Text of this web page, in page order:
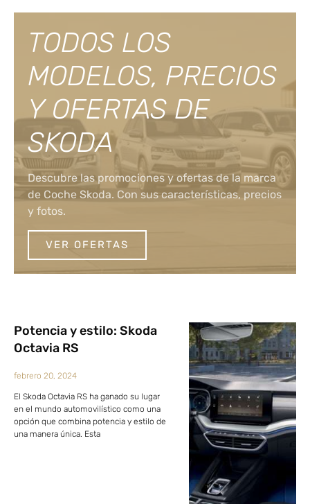
TODOS LOS
MODELOS, PRECIOS
Y OFERTAS DE
SKODA
Descubre las promociones y ofertas de la marca
de Coche Skoda. Con sus características, precios
y fotos.
VER OFERTAS
Potencia y estilo: Skoda
Octavia RS
febrero 20, 2024
El Skoda Octavia RS ha ganado su lugar
en el mundo automovilístico como una
opción que combina potencia y estilo de
una manera única. Esta